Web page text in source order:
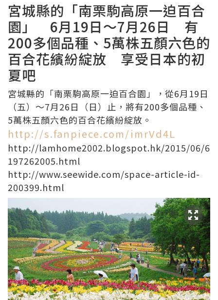
宮城縣的「南栗駒高原一迫百合
園」 6月19日～7月26日 有
200多個品種、5萬株五顏六色的
百合花繽紛綻放 享受日本的初
夏吧
宮城縣的「南栗駒高原一迫百合園」，從6月19日
（五）～7月26日（日）止，將有200多個品種、
5萬株五顏六色的百合花繽紛綻放。
http://s.fanpiece.com/imrVd4L
http://lamhome2002.blogspot.hk/2015/06/6
197262005.html
http://www.seewide.com/space-article-id-
200399.html